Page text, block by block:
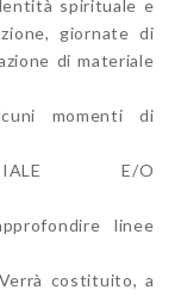
spirituale e
giornate di
di materiale
momenti di
E/O
linee
costituito, a